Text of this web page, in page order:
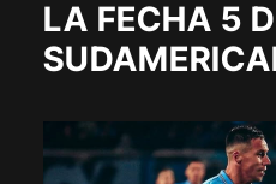
LA FECHA 5